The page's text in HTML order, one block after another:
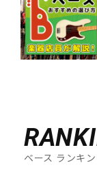
ベース ランキ